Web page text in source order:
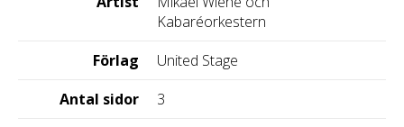
Kabaréorkestern
Förlag
United Stage
Antal sidor
3